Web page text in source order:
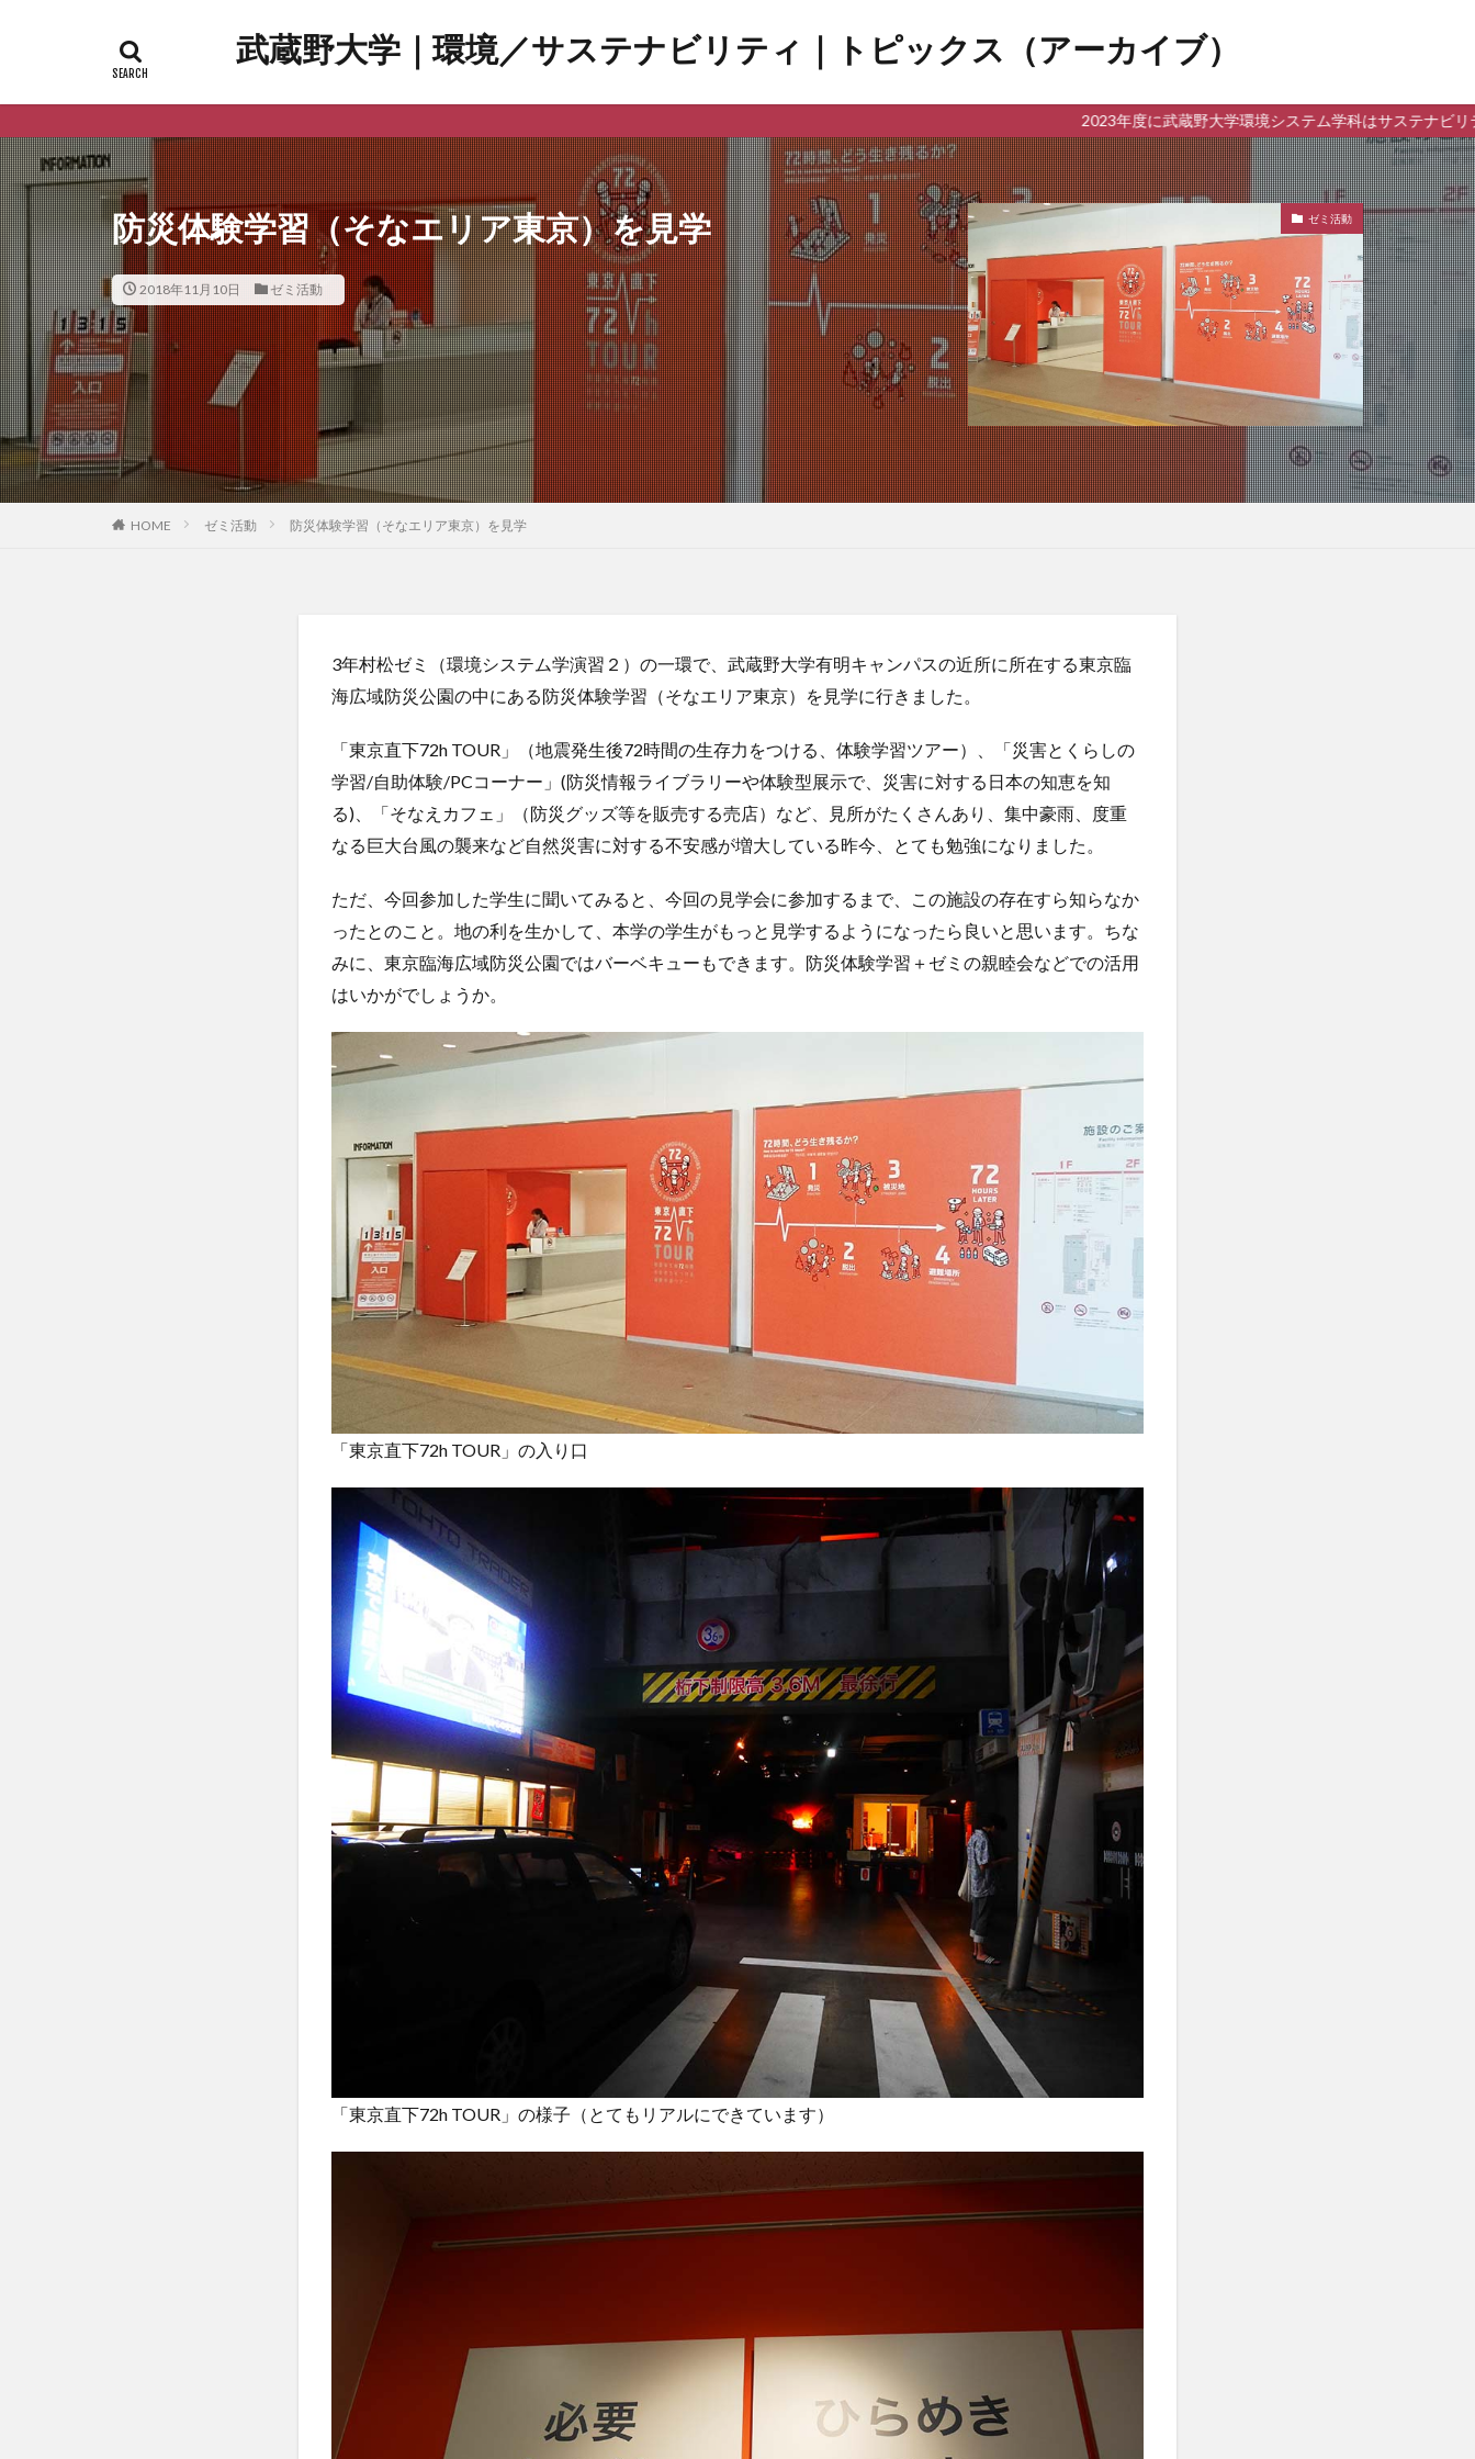
武蔵野大学｜環境／サステナビリティ｜トピックス（アーカイブ）
2023年度に武蔵野大学環境システム学科はサステナビリティ学科へ発
防災体験学習（そなエリア東京）を見学
2018年11月10日 ゼミ活動
ゼミ活動
HOME ゼミ活動 防災体験学習（そなエリア東京）を見学
3年村松ゼミ（環境システム学演習２）の一環で、武蔵野大学有明キャンパスの近所に所在する東京臨
海広域防災公園の中にある防災体験学習（そなエリア東京）を見学に行きました。
「東京直下72h TOUR」（地震発生後72時間の生存力をつける、体験学習ツアー）、「災害とくらしの
学習/自助体験/PCコーナー」(防災情報ライブラリーや体験型展示で、災害に対する日本の知恵を知
る)、「そなえカフェ」（防災グッズ等を販売する売店）など、見所がたくさんあり、集中豪雨、度重
なる巨大台風の襲来など自然災害に対する不安感が増大している昨今、とても勉強になりました。
ただ、今回参加した学生に聞いてみると、今回の見学会に参加するまで、この施設の存在すら知らなか
ったとのこと。地の利を生かして、本学の学生がもっと見学するようになったら良いと思います。ちな
みに、東京臨海広域防災公園ではバーベキューもできます。防災体験学習＋ゼミの親睦会などでの活用
はいかがでしょうか。
「東京直下72h TOUR」の入り口
「東京直下72h TOUR」の様子（とてもリアルにできています）